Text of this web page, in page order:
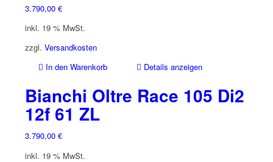
3.790,00 €
inkl. 19 % MwSt.
zzgl. Versandkosten
In den Warenkorb
Details anzeigen
Bianchi Oltre Race 105 Di2
12f 61 ZL
3.790,00 €
inkl. 19 % MwSt.